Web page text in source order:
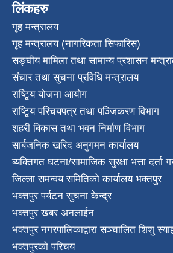
लिंकहरु
गृह मन्त्रालय
गृह मन्त्रालय (नागरिकता सिफारिस)
सङ्घीय मामिला तथा सामान्य प्रशासन
संचार तथा सुचना प्रविधि मन्त्रालय
राष्टि्ृय योजना आयोग
राष्टि्ृय परिचयपत्र तथा पञ्जिकरण विभाग
शहरी बिकास तथा भवन निर्माण विभाग
सार्बजनिक खरिद अनुगमन कार्यालय
ब्यक्तिगत घटना/सामाजिक सुरक्षा भत्ता दर्ता
जिल्ला समन्वय समितिको कार्यालय भक्तपुर
भक्तपुर पर्यटन सुचना केन्द्र
भक्तपुर खबर अनलाईन
भक्तपुर नगरपालिकाद्वारा सञ्चालित शिशु
भक्तपुरकाे परिचय